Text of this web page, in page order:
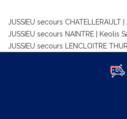
JUSSIEU secours
JUSSIEU secours NAINTRE | Keolis
JUSSIEU secours LENCLOITRE
JUSSIEU secours POITIERS |
JUSSIEU secours CHINON |
JUSSIEU secours LOUDUN |